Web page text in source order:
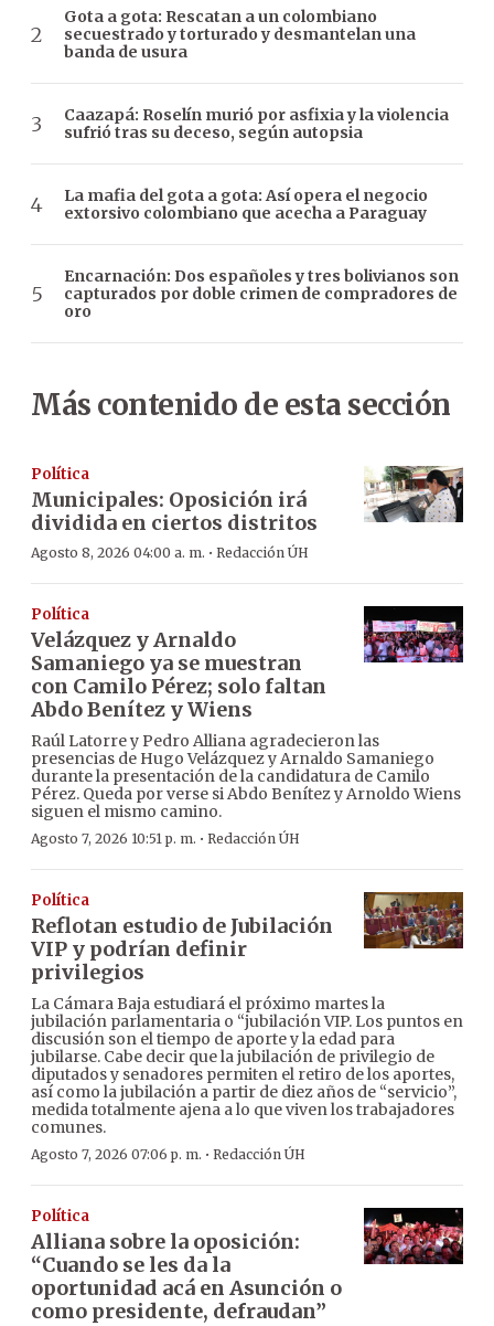
Gota a gota: Rescatan a un colombiano
secuestrado y torturado y desmantelan una
banda de usura
Caazapá: Roselín murió por asfixia y la violencia
sufrió tras su deceso, según autopsia
La mafia del gota a gota: Así opera el negocio
extorsivo colombiano que acecha a Paraguay
Encarnación: Dos españoles y tres bolivianos son
capturados por doble crimen de compradores de
oro
Más contenido de esta sección
Política
Municipales: Oposición irá
dividida en ciertos distritos
Agosto 8, 2026 04:00 a. m. · Redacción ÚH
Política
Velázquez y Arnaldo
Samaniego ya se muestran
con Camilo Pérez; solo faltan
Abdo Benítez y Wiens
Raúl Latorre y Pedro Alliana agradecieron las
presencias de Hugo Velázquez y Arnaldo Samaniego
durante la presentación de la candidatura de Camilo
Pérez. Queda por verse si Abdo Benítez y Arnoldo Wiens
siguen el mismo camino.
Agosto 7, 2026 10:51 p. m. · Redacción ÚH
Política
Reflotan estudio de Jubilación
VIP y podrían definir
privilegios
La Cámara Baja estudiará el próximo martes la
jubilación parlamentaria o “jubilación VIP. Los puntos en
discusión son el tiempo de aporte y la edad para
jubilarse. Cabe decir que la jubilación de privilegio de
diputados y senadores permiten el retiro de los aportes,
así como la jubilación a partir de diez años de “servicio”,
medida totalmente ajena a lo que viven los trabajadores
comunes.
Agosto 7, 2026 07:06 p. m. · Redacción ÚH
Política
Alliana sobre la oposición:
“Cuando se les da la
oportunidad acá en Asunción o
como presidente, defraudan”